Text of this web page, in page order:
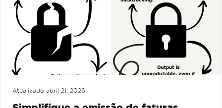
Atualizado abril 21, 2026